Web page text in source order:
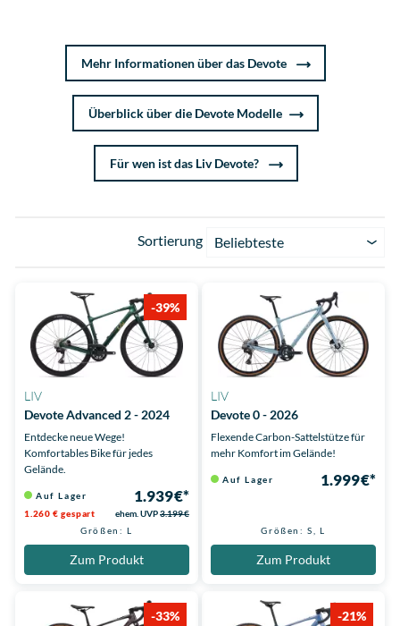
Mehr Informationen über das Devote
Überblick über die Devote Modelle
Für wen ist das Liv Devote?
Sortierung Beliebteste
-39%
LIV
Devote Advanced 2 - 2024
Entdecke neue Wege!
Komfortables Bike für jedes
Gelände.
Auf Lager 1.939 €*
1.260 € gespart ehem. UVP3.199 €
Größen: L
Zum Produkt
LIV
Devote 0 - 2026
Flexende Carbon-Sattelstütze für
mehr Komfort im Gelände!
Auf Lager 1.999 €*
Größen: S, L
Zum Produkt
-33% -21%